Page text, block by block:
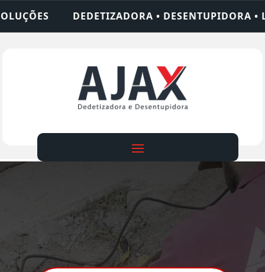
• DESENTUPIDORA • LIMPEZA DE FOSSA • 24